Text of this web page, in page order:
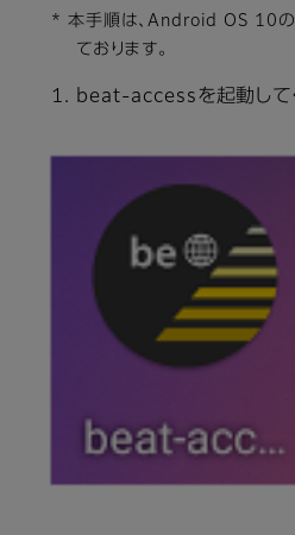
* 本手順は、Android OS 10
ております。
beat-accessを起動して